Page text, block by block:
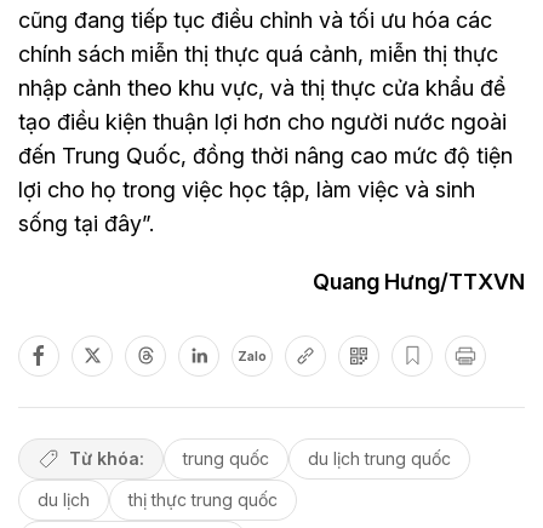
cũng đang tiếp tục điều chỉnh và tối ưu hóa các
chính sách miễn thị thực quá cảnh, miễn thị thực
nhập cảnh theo khu vực, và thị thực cửa khẩu để
tạo điều kiện thuận lợi hơn cho người nước ngoài
đến Trung Quốc, đồng thời nâng cao mức độ tiện
lợi cho họ trong việc học tập, làm việc và sinh
sống tại đây”.
Quang Hưng/TTXVN
Zalo
Từ khóa: trung quốc
du lịch trung quốc
du lịch
thị thực trung quốc